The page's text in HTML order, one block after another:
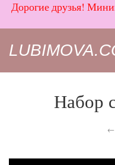
Дорогие друзья!
Набор